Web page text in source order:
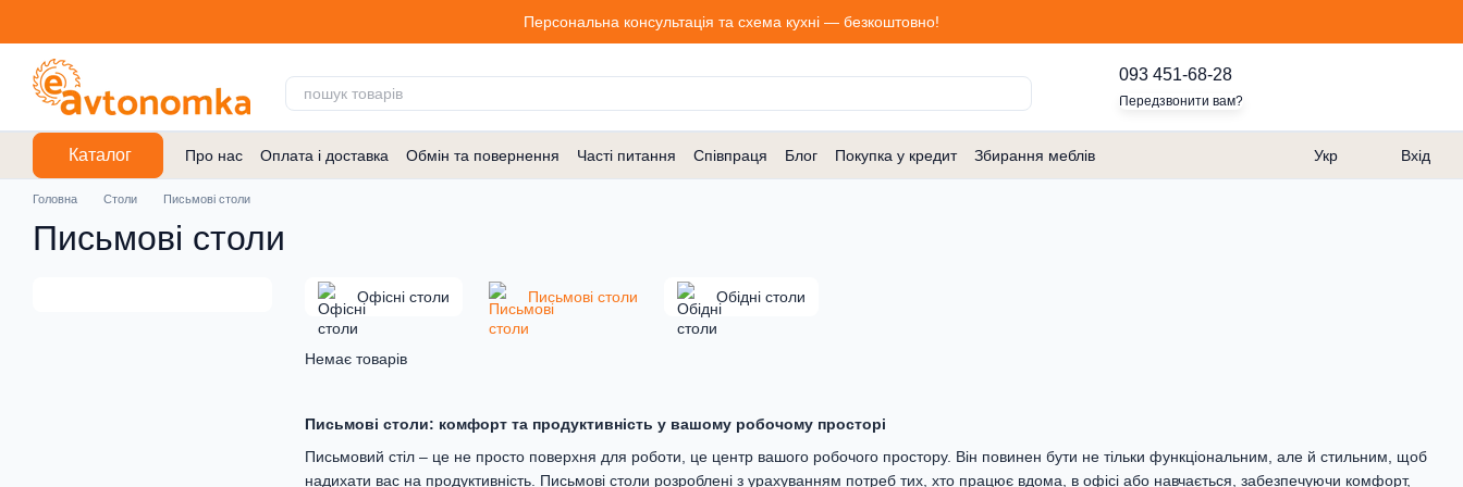
Персональна консультація та схема кухні — безкоштовно!
093 451-68-28
Передзвонити вам?
Каталог Про нас Оплата і доставка Обмін та повернення Часті питання Співпраця Блог Покупка у кредит
Збирання меблів
Договір публічної оферти
Укр Вхід
Головна Столи Письмові столи
Письмові столи
Офісні столи Письмові столи Обідні столи
Письмові столи: комфорт та продуктивність у вашому робочому просторі
Письмовий стіл – це не просто поверхня для роботи, це центр вашого робочого простору. Він повинен бути не тільки функціональним, але й стильним, щоб
надихати вас на продуктивність. Письмові столи розроблені з урахуванням потреб тих, хто працює вдома, в офісі або навчається, забезпечуючи комфорт,
Немає товарів